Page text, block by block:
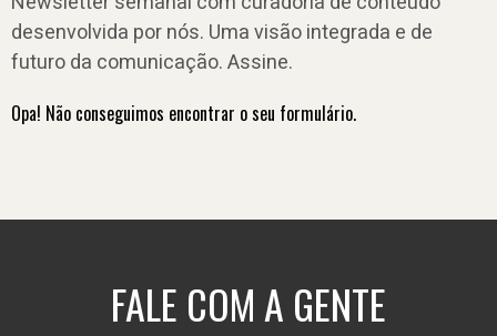
desenvolvida por nós. Uma visão integrada e de
futuro da comunicação. Assine.
Opa! Não conseguimos encontrar o seu formulário.
FALE COM A GENTE